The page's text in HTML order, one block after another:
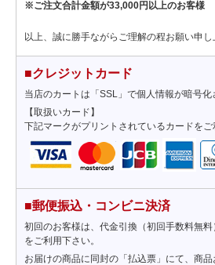
※ご注文合計金額が33,000円以上のお客様
以上、誠に勝手ながらご理解の程お願い申し
■クレジットカード
当店のカートは「SSL」で個人情報が暗号
【取扱いカード】
下記マークがプリントされているカードをご
■郵便振込・コンビニ決済
初回のお客様は、代金引換（初回手数料無
をご利用下さい。
お届けの商品に同封の「払込票」にて、商